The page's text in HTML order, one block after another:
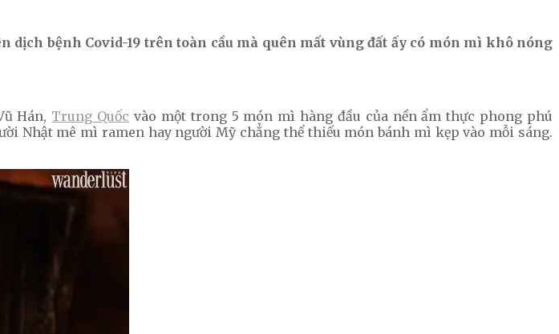
bệnh Covid-19 trên toàn cầu mà quên mất vùng đất ấy có món mì khô nóng
Hán, Trung Quốc vào một trong 5 món mì hàng đầu của nền ẩm thực phong phú
Nhật mê mì ramen hay người Mỹ chẳng thể thiếu món bánh mì kẹp vào mỗi sáng.